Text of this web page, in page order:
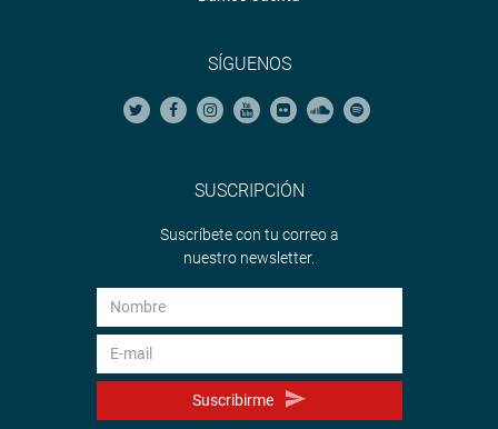
SÍGUENOS
SUSCRIPCIÓN
Suscríbete con tu correo a
nuestro newsletter.
Suscribirme